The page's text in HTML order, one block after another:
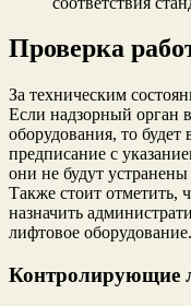
Проверка
За техническим
Если надзорный орган
оборудования, то
предписание с
они не будут
Также стоит отметить,
назначить
лифтовое оборудование.
Контролирующие